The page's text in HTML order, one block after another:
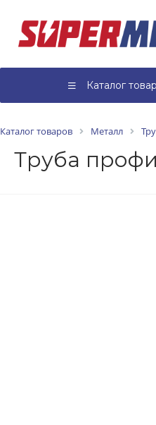
Каталог
Каталог товаров Металл
Труба